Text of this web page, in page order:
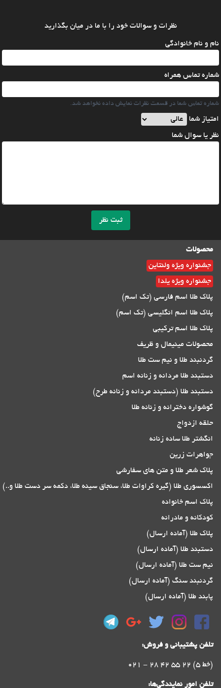
نظرات و سوالات خود را با ما در میان بگذارید
نام و نام خانوادگی
شماره تماس همراه
شماره تماس شما در قسمت نظرات نمایش داده نخواهد شد.
امتیاز شما
نظر یا سوال شما
ثبت نظر
محصولات
جشنواره ویژه ولنتاین
جشنواره ویژه یلدا
پلاک طلا اسم فارسی (تک اسم)
پلاک طلا اسم انگلیسی (تک اسم)
پلاک طلا اسم ترکیبی
محصولات مینیمال و ظریف
گردنبند طلا و نیم ست طلا
دستبند طلا مردانه و زنانه اسم
دستبند طلا (دستبند مردانه و زنانه طرح)
گوشواره دخترانه و زنانه طلا
حلقه ازدواج
انگشتر طلا ساده زنانه
جواهرات زرین
پلاک شعر طلا و متن های سفارشی
اکسسوری طلا (گیره کراوات طلا، سنجاق سینه طلا، دکمه سر دست طلا و..)
پلاک اسم خانواده
کودکانه و مادرانه
پلاک طلا (آماده ارسال)
دستبند طلا (آماده ارسال)
نیم ست طلا (آماده ارسال)
گردنبند سنگ (آماده ارسال)
پابند طلا (آماده ارسال)
تلفن پشتیبانی و فروش:
021 - 28 42 55 22 (5 خط)
تلفن امور نمایندگی‌ها: